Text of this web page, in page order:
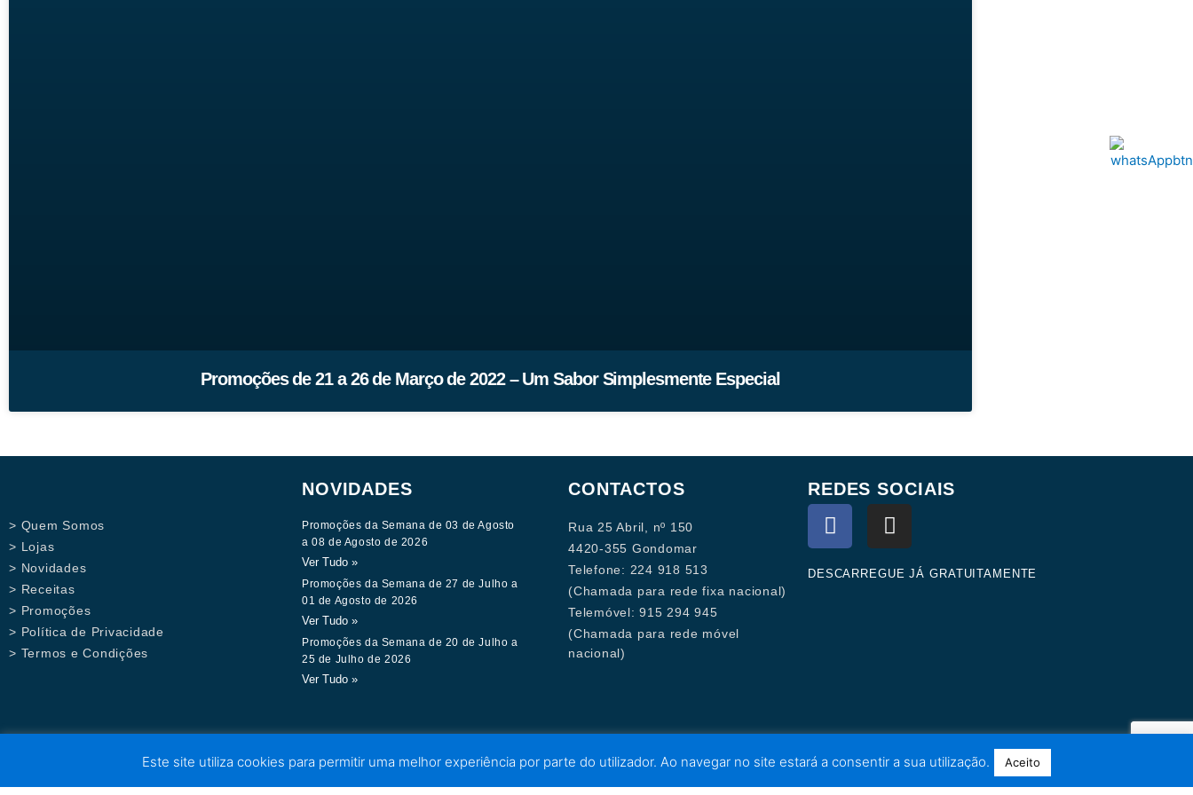
Promoções de 21 a 26 de Março de 2022 – Um Sabor Simplesmente Especial
> Quem Somos
> Lojas
> Novidades
> Receitas
> Promoções
> Política de Privacidade
> Termos e Condições
NOVIDADES
Promoções da Semana de 03 de Agosto
a 08 de Agosto de 2026
Ver Tudo »
Promoções da Semana de 27 de Julho a
01 de Agosto de 2026
Ver Tudo »
Promoções da Semana de 20 de Julho a
25 de Julho de 2026
Ver Tudo »
CONTACTOS
Rua 25 Abril, nº 150
4420-355 Gondomar
Telefone: 224 918 513
(Chamada para rede fixa nacional)
Telemóvel: 915 294 945
(Chamada para rede móvel
nacional)
REDES SOCIAIS
F
a
c
e
I
n
s
t
DESCARREGUE JÁ GRATUITAMENTE
Este site utiliza cookies para permitir uma melhor experiência por parte do utilizador. Ao navegar no site estará a consentir a sua utilização. Aceito